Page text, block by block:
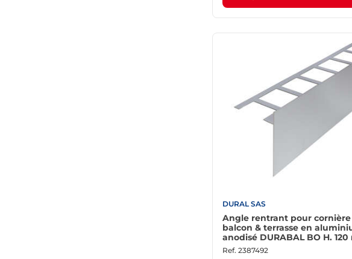
DURAL SAS
Angle rentrant pour
balcon & terrasse en
anodisé DURABAL BO H. 120
argent
Ref. 2387492